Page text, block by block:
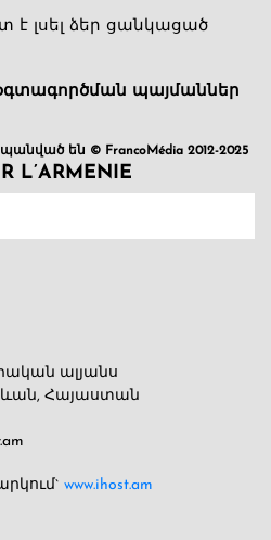
լսել ձեր ցանկացած
պայմաններ
են © FrancoMédia 2012-2025
L’ARMENIE
ալյանս
Հայաստան
www.ihost.am